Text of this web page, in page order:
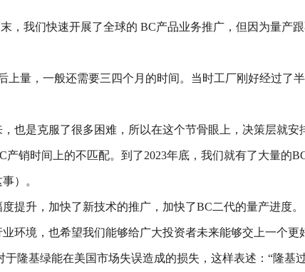
我们快速开展了全球的 BC产品业务推广，但因为量产
量，一般还需要三四个月的时间。当时工厂刚好经过了
也是克服了很多困难，所以在这个节骨眼上，决策层就
销时间上的不匹配。到了2023年底，我们就有了大量的
）。
提升，加快了新技术的推广，加快了BC二代的量产进度。
环境，也希望我们能够给广大投资者未来能够交上一个更
隆基绿能在美国市场失误造成的损失，这样表述：“隆基